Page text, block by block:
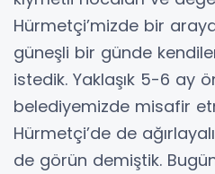
Hürmetçi’mizde bir
güneşli bir günde
istedik. Yaklaşık 5-6 ay
belediyemizde misafir
Hürmetçi’de de
de görün demiştik.